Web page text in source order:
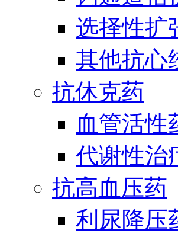
选择性扩
其他抗心
抗休克药
血管活性
代谢性治
抗高血压药
利尿降压